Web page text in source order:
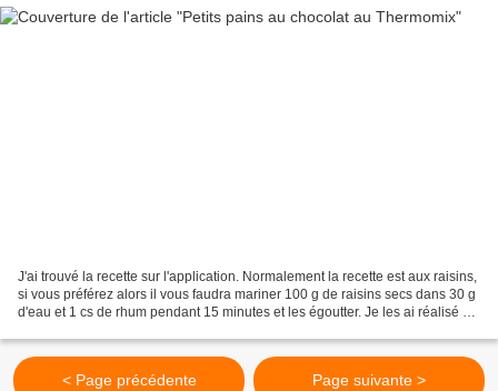
J'ai trouvé la recette sur l'application. Normalement la recette est aux raisins,
si vous préférez alors il vous faudra mariner 100 g de raisins secs dans 30 g
d'eau et 1 cs de rhum pendant 15 minutes et les égoutter. Je les ai réalisé au
< Page précédente Page suivante >